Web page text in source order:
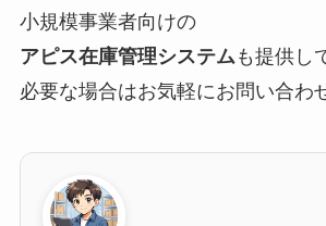
小規模事業者向けの
アピス在庫管理システム も提供し
必要な場合はお気軽にお問い合わ